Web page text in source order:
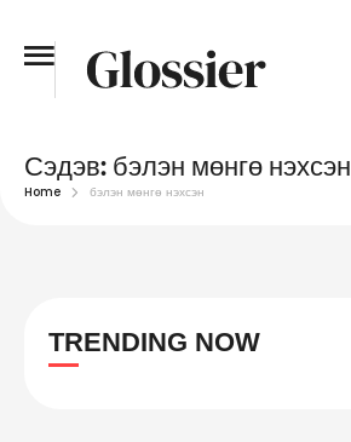
Сэдэв: бэлэн мөнгө нэхсэн
Home бэлэн мөнгө нэхсэн
TRENDING NOW